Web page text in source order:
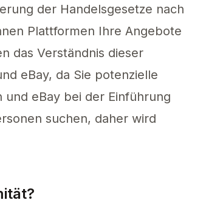
der Handelsgesetze nach
Plattformen Ihre Angebote
das Verständnis dieser
eBay, da Sie potenzielle
eBay bei der Einführung
suchen, daher wird